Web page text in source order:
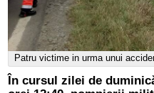
Patru victime in urma unui
În cursul zilei de